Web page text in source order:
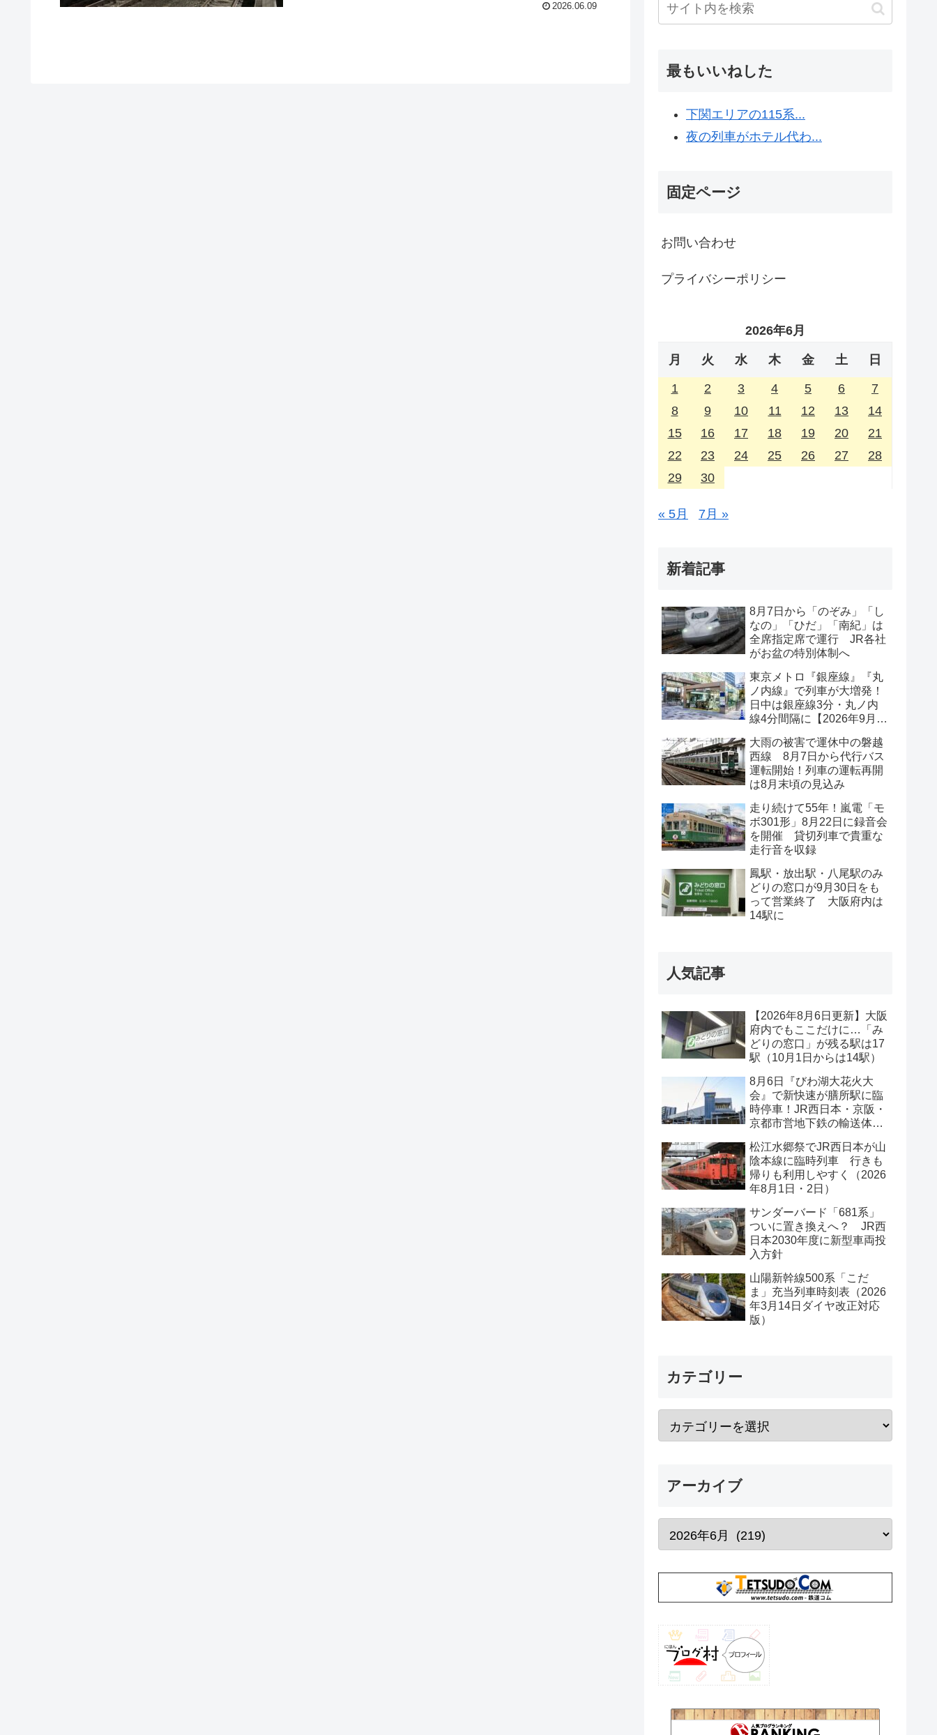
2026.06.09
最もいいねした
下関エリアの115系...
夜の列車がホテル代わ...
固定ページ
お問い合わせ
プライバシーポリシー
2026年6月
月 火 水 木 金 土 日
1 2 3 4 5 6
7
8
9 10 11 12 13
14
15
16 17 18 19 20
21
22
23 24 25 26 27
28
29
30
« 5月 7月 »
新着記事
8月7日から「のぞみ」「し
なの」「ひだ」「南紀」は
全席指定席で運行 JR各社
がお盆の特別体制へ
東京メトロ『銀座線』『丸
ノ内線』で列車が大増発！
日中は銀座線3分・丸ノ内
線4分間隔に【2026年9月19
大雨の被害で運休中の磐越
西線 8月7日から代行バス
運転開始！列車の運転再開
は8月末頃の見込み
走り続けて55年！嵐電「モ
ボ301形」8月22日に録音会
を開催 貸切列車で貴重な
走行音を収録
鳳駅・放出駅・八尾駅のみ
どりの窓口が9月30日をも
って営業終了 大阪府内は
14駅に
人気記事
【2026年8月6日更新】大阪
府内でもここだけに…「み
どりの窓口」が残る駅は17
駅（10月1日からは14駅）
8月6日『びわ湖大花火大
会』で新快速が膳所駅に臨
時停車！JR西日本・京阪・
京都市営地下鉄の輸送体系
松江水郷祭でJR西日本が山
陰本線に臨時列車 行きも
帰りも利用しやすく（2026
年8月1日・2日）
サンダーバード「681系」
ついに置き換えへ？ JR西
日本2030年度に新型車両投
入方針
山陽新幹線500系「こだ
ま」充当列車時刻表（2026
年3月14日ダイヤ改正対応
版）
カテゴリー
アーカイブ